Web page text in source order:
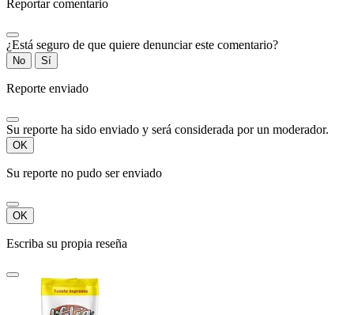
Reportar comentario
¿Está seguro de que quiere denunciar este comentario?
No Sí
Reporte enviado
Su reporte ha sido enviado y será considerada por un moderador.
OK
Su reporte no pudo ser enviado
OK
Escriba su propia reseña